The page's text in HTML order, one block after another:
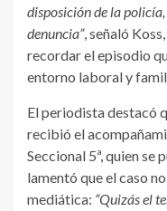
disposición de la
denuncia”, señaló
recordar el episodio
entorno laboral y
El periodista destacó
recibió el
Seccional 5ª, quien se
lamentó que el caso
mediática: “Quizás el